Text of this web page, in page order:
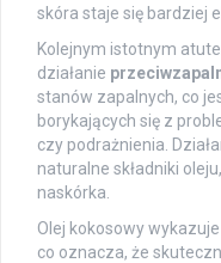
skóra staje się bardziej
Kolejnym istotnym
działanie
stanów zapalnych, co
borykających się z
czy podrażnienia.
naturalne składniki
naskórka.
Olej kokosowy
co oznacza, że